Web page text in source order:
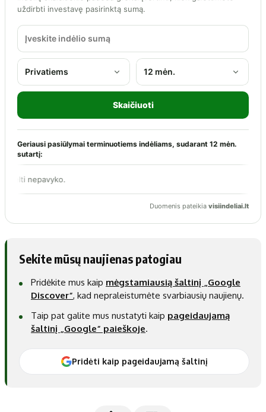
Sekite mūsų naujienas patogiau
Pridėkite mus kaip mėgstamiausią šaltinį „Google
Discover“, kad nepraleistumėte svarbiausių naujienų.
Taip pat galite mus nustatyti kaip pageidaujamą
šaltinį „Google“ paieškoje.
Pridėti kaip pageidaujamą šaltinį